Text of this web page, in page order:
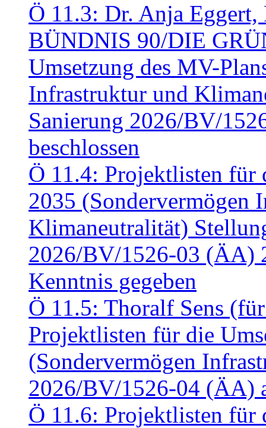
Ö 11.3: Dr. Anja
BÜNDNIS 90/DIE
Umsetzung des MV-
Infrastruktur und
Sanierung 2026/BV/
beschlossen
Ö 11.4: Projektlisten für
2035 (Sondervermögen
Klimaneutralität)
2026/BV/1526-03 (ÄA)
Kenntnis gegeben
Ö 11.5: Thoralf Sens
Projektlisten für die
(Sondervermögen
2026/BV/1526-04 (ÄA)
Ö 11.6: Projektlisten für